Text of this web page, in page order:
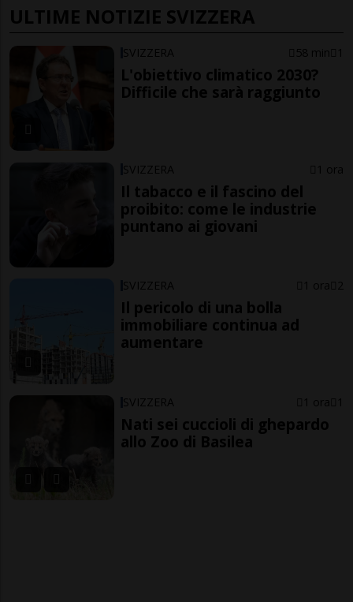
ULTIME NOTIZIE SVIZZERA
SVIZZERA 58 min 1
L'obiettivo climatico 2030?
Difficile che sarà raggiunto
SVIZZERA 1 ora
Il tabacco e il fascino del
proibito: come le industrie
puntano ai giovani
SVIZZERA 1 ora 2
Il pericolo di una bolla
immobiliare continua ad
aumentare
SVIZZERA 1 ora 1
Nati sei cuccioli di ghepardo
allo Zoo di Basilea